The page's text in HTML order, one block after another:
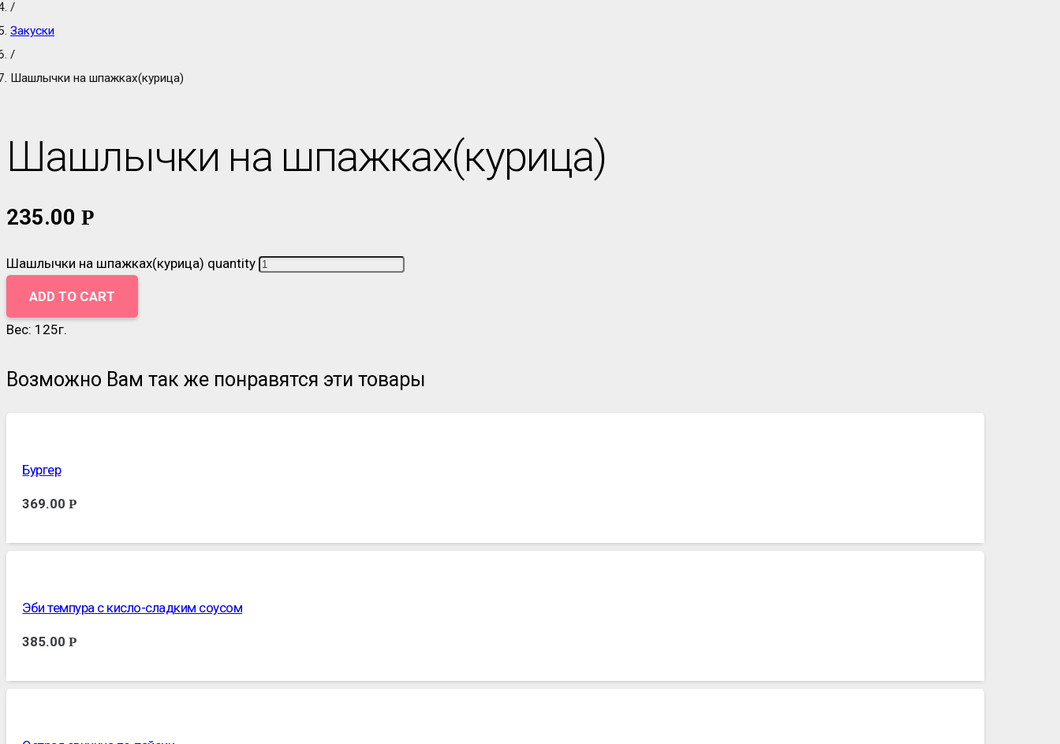
/
Закуски
/
Шашлычки на шпажках(курица)
Шашлычки на шпажках(курица)
235.00 Р
Шашлычки на шпажках(курица) quantity
ADD TO CART
Вес: 125г.
Возможно Вам так же понравятся эти товары
Бургер
369.00Р
Эби темпура с кисло-сладким соусом
385.00Р